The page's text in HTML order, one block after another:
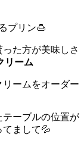
プリン🍮
た方が美味しさ
リーム
ームをオーダー
テーブルの位置が
てまして💦